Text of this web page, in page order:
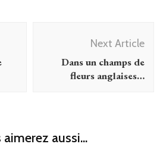
Next Article
Dans un champs de
fleurs anglaises…
aussi...